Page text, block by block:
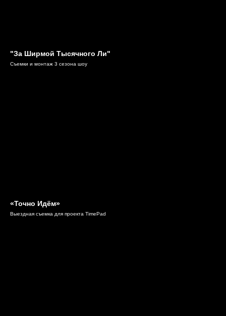
"За Ширмой Тысячного Ли"
Съемки и монтаж 3 сезона шоу
«Точно Идём»
Выездная съемка для проекта TimePad